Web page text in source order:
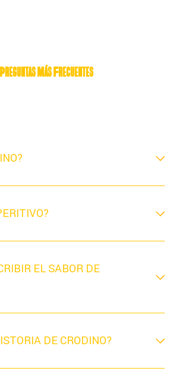
Preguntas Más Frecuentes
EL SABOR DE
DE CRODINO?